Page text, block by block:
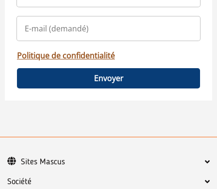
Politique de confidentialité
Envoyer
Société
Sites Mascus